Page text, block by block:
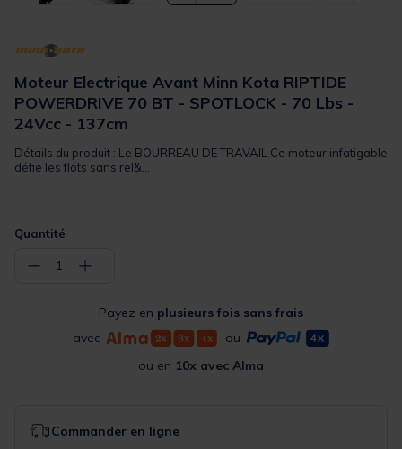
Moteur Electrique Avant Minn Kota RIPTIDE
POWERDRIVE 70 BT - SPOTLOCK - 70 Lbs -
24Vcc - 137cm
Détails du produit : Le BOURREAU DE TRAVAIL Ce moteur infatigable
défie les flots sans rel&...
Quantité
− 1 +
Payez en plusieurs fois sans frais
avec
ou
ou en 10x avec Alma
Commander en ligne